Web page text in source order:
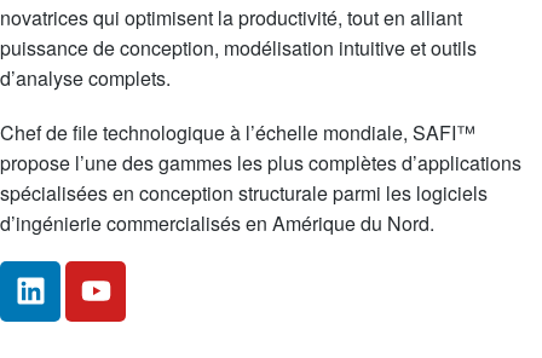
novatrices qui optimisent la productivité, tout en alliant
puissance de conception, modélisation intuitive et outils
d’analyse complets.
Chef de file technologique à l’échelle mondiale, SAFI™
propose l’une des gammes les plus complètes d’applications
spécialisées en conception structurale parmi les logiciels
d’ingénierie commercialisés en Amérique du Nord.